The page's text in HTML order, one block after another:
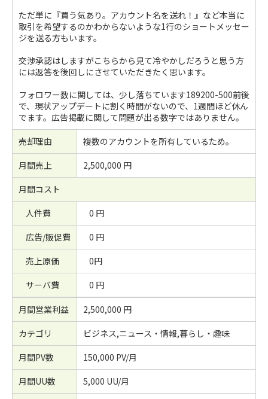
ただ単に『買う気あり。アカウント名を送れ！』など本当に
取引を希望するのかわからないような1行のショートメッセー
ジを送る方もいます。
交渉承認はしますがこちらから見て冷やかしだろうと思う方
には返答を後回しにさせていただきたく思います。
フォロワー数に関しては、少し落ちています189200-500前後
で、現状アップデートに割く時間がないので、1週間ほど休ん
でます。広告掲載に関して問題が出る数字ではありません。
売却理由
複数のアカウントを所有しているため。
月間売上
2,500,000 円
月間コスト
人件費
0 円
広告/販促費
0 円
売上原価
0円
サーバ費
0 円
月間営業利益
2,500,000 円
カテゴリ
ビジネス,ニュース・情報,暮らし・趣味
月間PV数
150,000 PV/月
月間UU数
5,000 UU/月